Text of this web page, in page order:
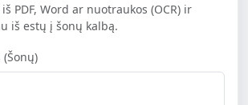
PDF, Word ar nuotraukos (OCR) ir
iš estų į šonų kalbą.